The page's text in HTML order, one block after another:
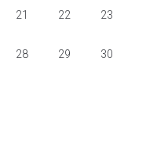
21 22 23
28 29 30